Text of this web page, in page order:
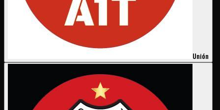
Unión